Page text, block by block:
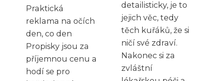
Praktická
reklama na očích
den, co den
Propisky jsou za
příjemnou cenu a
hodí se pro
detailisticky, je to
jejich věc, tedy
těch kuřáků, že si
ničí své zdraví.
Nakonec si za
zvláštní